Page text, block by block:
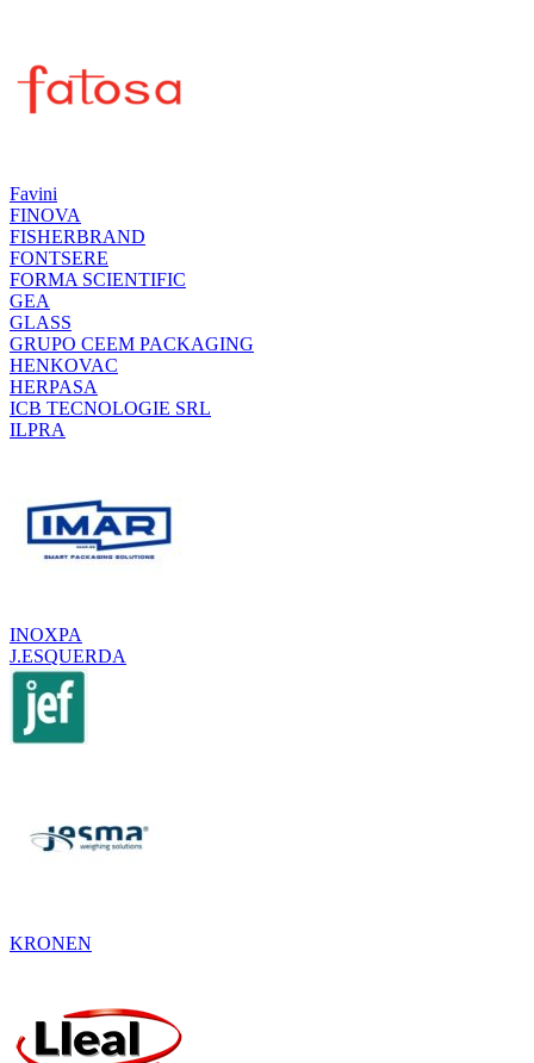
Favini
FINOVA
FISHERBRAND
FONTSERE
FORMA SCIENTIFIC
GEA
GLASS
GRUPO CEEM PACKAGING
HENKOVAC
HERPASA
ICB TECNOLOGIE SRL
ILPRA
INOXPA
J.ESQUERDA
KRONEN